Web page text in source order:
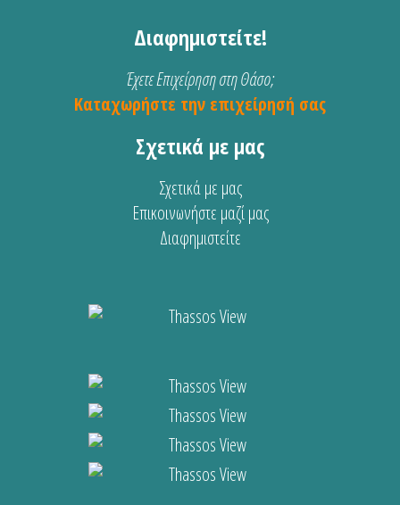
Διαφημιστείτε!
Έχετε Επιχείρηση στη Θάσο;
Καταχωρήστε την επιχείρησή σας
Σχετικά με μας
Σχετικά με μας
Επικοινωνήστε μαζί μας
Διαφημιστείτε